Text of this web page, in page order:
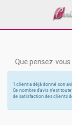
Que pensez-vous
1 client a déjà donné son
Ce nombre d'avis n'est
de satisfaction des clients